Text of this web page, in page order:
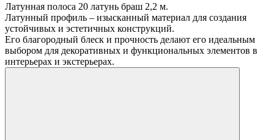
Латунная полоса 20 латунь браш 2,2 м.
Латунный профиль – изысканный материал для создания
устойчивых и эстетичных конструкций.
Его благородный блеск и прочность делают его идеальным
выбором для декоративных и функциональных элементов в
интерьерах и экстерьерах.